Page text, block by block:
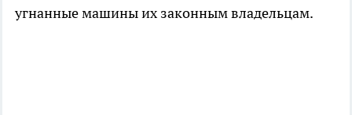
угнанные машины их законным владельцам.